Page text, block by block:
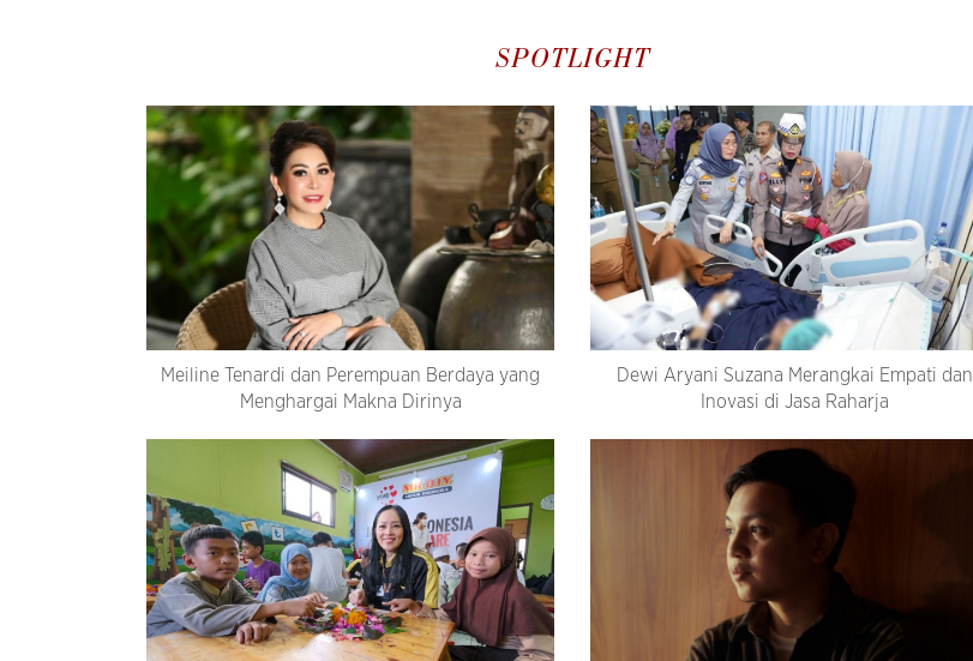
SPOTLIGHT
Meiline Tenardi dan Perempuan Berdaya yang
Menghargai Makna Dirinya
Dewi Aryani Suzana Merangkai Empati dan
Inovasi di Jasa Raharja